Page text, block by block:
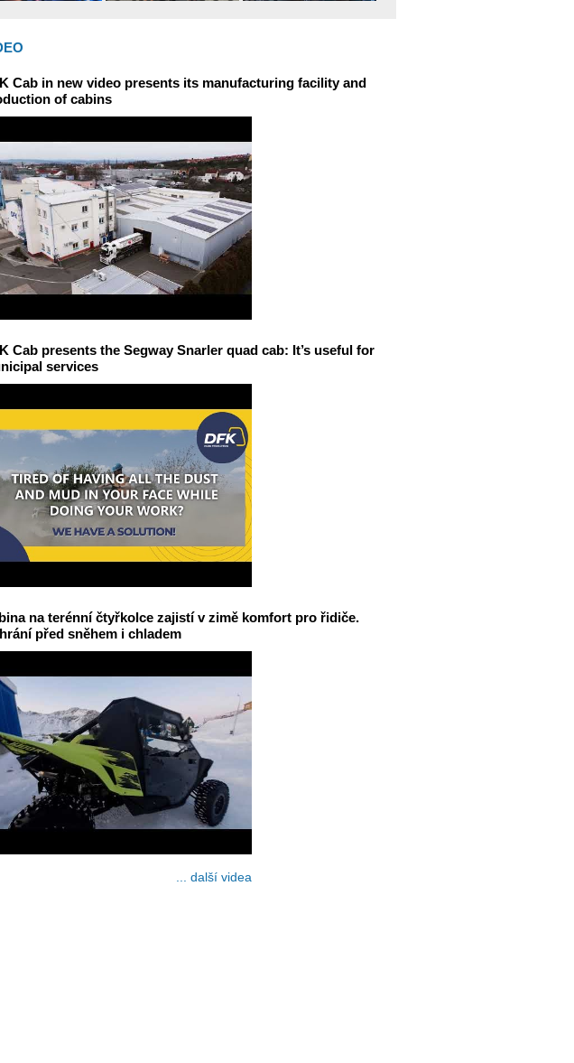
Cab in new video presents its manufacturing facility and
of cabins
Cab presents the Segway Snarler quad cab: It’s useful for
services
na terénní čtyřkolce zajistí v zimě komfort pro řidiče.
před sněhem i chladem
... další videa